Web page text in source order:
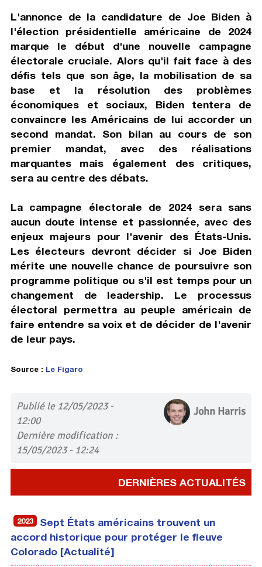
L'annonce de la candidature de Joe Biden à
l'élection présidentielle américaine de 2024
marque le début d'une nouvelle campagne
électorale cruciale. Alors qu'il fait face à des
défis tels que son âge, la mobilisation de sa
base et la résolution des problèmes
économiques et sociaux, Biden tentera de
convaincre les Américains de lui accorder un
second mandat. Son bilan au cours de son
premier mandat, avec des réalisations
marquantes mais également des critiques,
sera au centre des débats.
La campagne électorale de 2024 sera sans
aucun doute intense et passionnée, avec des
enjeux majeurs pour l'avenir des États-Unis.
Les électeurs devront décider si Joe Biden
mérite une nouvelle chance de poursuivre son
programme politique ou s'il est temps pour un
changement de leadership. Le processus
électoral permettra au peuple américain de
faire entendre sa voix et de décider de l'avenir
de leur pays.
Source : Le Figaro
Publié le 12/05/2023 -
12:00
Dernière modification :
15/05/2023 - 12:24
John Harris
DERNIÈRES ACTUALITÉS
2023
Sept États américains trouvent un
accord historique pour protéger le fleuve
Colorado [Actualité]